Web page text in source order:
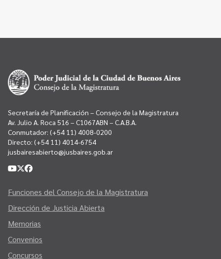
Secretaría de Planificación – Consejo de la Magistratura
Av. Julio A. Roca 516 – C1067ABN – C.A.B.A.
Conmutador: (+54 11) 4008-0200
Directo: (+54 11) 4014-6754
jusbairesabierto@jusbaires.gob.ar
Funciones del Consejo de la Magistratura
Dirección de Justicia Abierta
Memorias
Convenios
Concursos